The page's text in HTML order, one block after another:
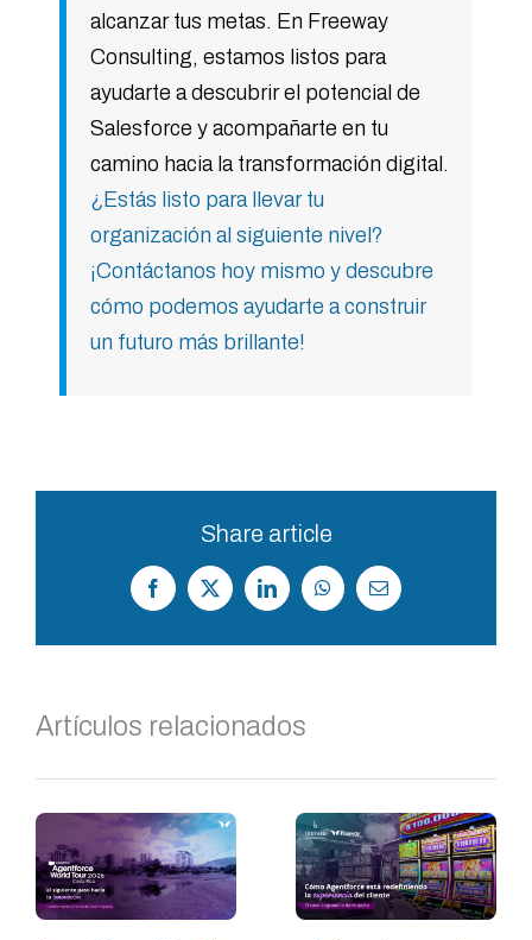
alcanzar tus metas. En Freeway
Consulting, estamos listos para
ayudarte a descubrir el potencial de
Salesforce y acompañarte en tu
camino hacia la transformación digital.
¿Estás listo para llevar tu
organización al siguiente nivel?
¡Contáctanos hoy mismo y descubre
cómo podemos ayudarte a construir
un futuro más brillante!
Share article
Facebook
X LinkedInWhatsApp
Correo
electrónico
Artículos relacionados